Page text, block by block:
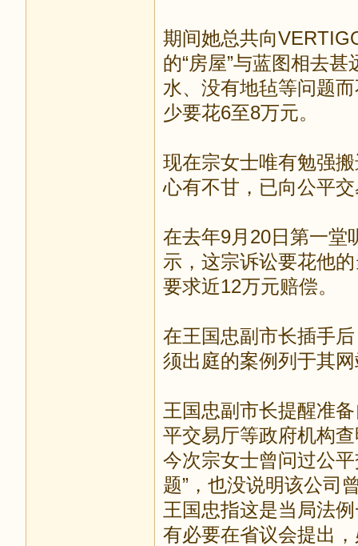
期间她总共向
的“房屋”与蓝图相去
水、没有地毡等问题
少要花6至8万元。
现在宗女士唯有勉强搬
心有不甘，已向公平
在去年9月20日第一堂
示，这宗诉讼要花他
要求近12万元赔偿。
在王国忠副市长插手
须出庭的案例列于其
王国忠副市长提醒准
平交易厅等政府机构
今次宗女士曾问过公
题”，也没说明该公司
王国忠指这是当局法
有必要在省议会提出